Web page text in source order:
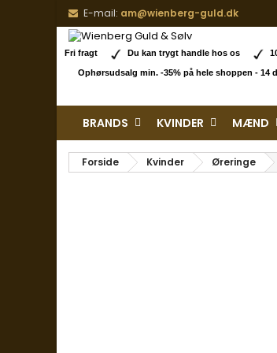
E-mail: am@wienberg-guld.dk
Fri fragt Du kan trygt handle hos os
Ophørsudsalg min. -35% på hele shoppen - 14
BRANDS KVINDER MÆND
Forside Kvinder Øreringe